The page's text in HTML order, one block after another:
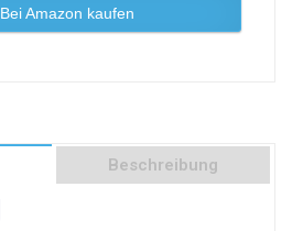
Bei Amazon kaufen
Beschreibung